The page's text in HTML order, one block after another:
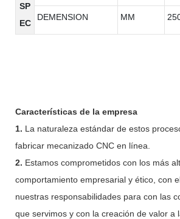
SP
EC
DEMENSION MM
Características de la empresa
1. La naturaleza estándar de estos
fabricar mecanizado CNC en línea.
2. Estamos comprometidos con los más
comportamiento empresarial y ético, con
nuestras responsabilidades para con las
que servimos y con la creación de valor a